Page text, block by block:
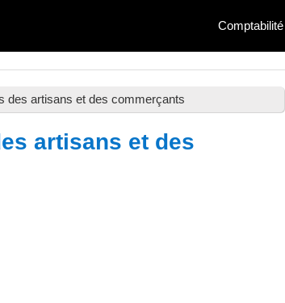
Comptabilité
des artisans et des commerçants
artisans et des